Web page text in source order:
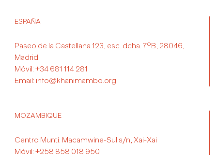
ESPAÑA
Paseo de la Castellana 123, esc. dcha. 7ºB, 28046,
Madrid
Móvil: +34 681 114 281
Email: info@khanimambo.org
MOZAMBIQUE
Centro Munti. Macamwine-Sul s/n, Xai-Xai
Móvil: +258 858 018 950